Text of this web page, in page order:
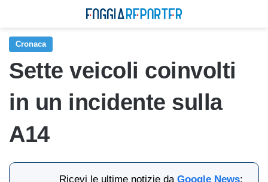
Cronaca
Sette veicoli coinvolti
in un incidente sulla
A14
Ricevi le ultime notizie daGoogle News: